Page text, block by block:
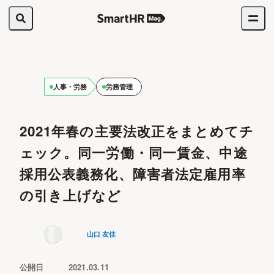
人事・労務 労務管理
2021年春の主要法改正をまとめてチ
ェック。同一労働・同一賃金、中途
採用公表義務化、障害者法定雇用率
の引き上げなど
山口 友佳
公開日 2021.03.11